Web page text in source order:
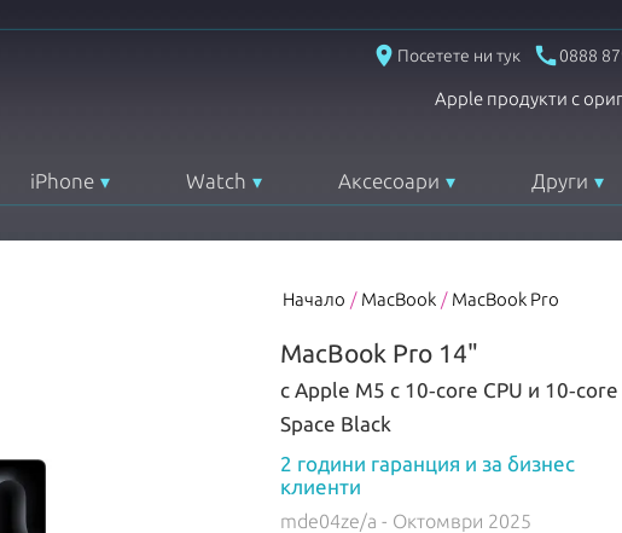
place Посетете ни тук 0888
Apple продукти с
iPhone Watch Аксесоари Други
Начало / MacBook / MacBook Pro
MacBook Pro 14"
с Apple M5 с 10‑core CPU и 10‑core
Space Black
2 години гаранция и за бизнес
клиенти
mde04ze/a - Октомври 2025